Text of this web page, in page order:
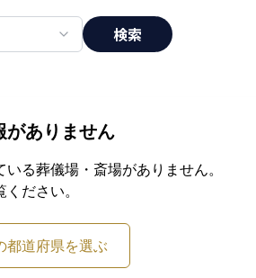
検索
がありません
る葬儀場・斎場がありません。
ださい。
都道府県を選ぶ